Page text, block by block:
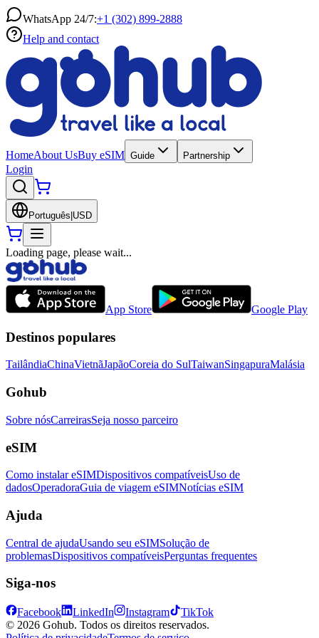
WhatsApp 24/7:+1 (302) 899-2888
Help and contact
HomeAbout UsBuy eSIM Guide Partnership
Login
Português USD
Loading page, please wait...
App Store Google Play
Destinos populares
TailândiaChinaVietnãJapãoCoreia do SulTaiwanSingapuraMalásia
Gohub
Sobre nósCarreirasSeja nosso parceiro
eSIM
Como instalar eSIMDispositivos compatíveisUso de
dadosOperadoraGuia de viagem eSIMNotícias eSIM
Ajuda
Central de ajudaUsando seu eSIMSolução de
problemasDispositivos compatíveisPerguntas frequentes
Siga-nos
Facebook LinkedIn Instagram
TikTok
© 2026 Gohub. Todos os direitos reservados.